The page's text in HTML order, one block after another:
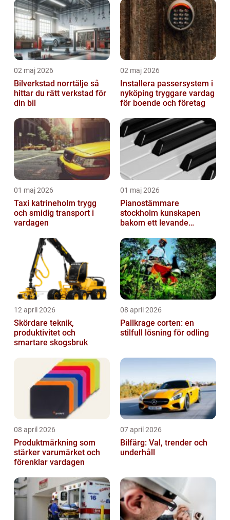
02 maj 2026
Bilverkstad norrtälje så
hittar du rätt verkstad för
din bil
02 maj 2026
Installera passersystem i
nyköping tryggare vardag
för boende och företag
01 maj 2026
Taxi katrineholm trygg
och smidig transport i
vardagen
01 maj 2026
Pianostämmare
stockholm kunskapen
bakom ett levande
12 april 2026
Skördare teknik,
produktivitet och
smartare skogsbruk
08 april 2026
Pallkrage corten: en
stilfull lösning för odling
08 april 2026
Produktmärkning som
stärker varumärket och
förenklar vardagen
07 april 2026
Bilfärg: Val, trender och
underhåll